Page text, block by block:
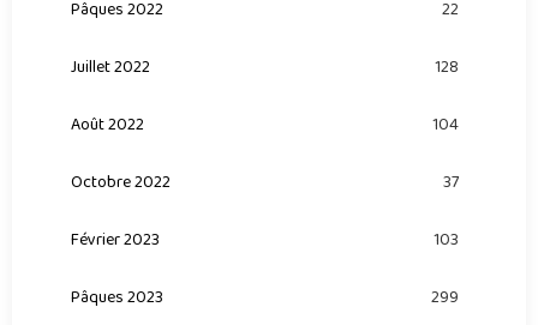
Pâques 2022 22
Juillet 2022 128
Août 2022 104
Octobre 2022 37
Février 2023 103
Pâques 2023 299